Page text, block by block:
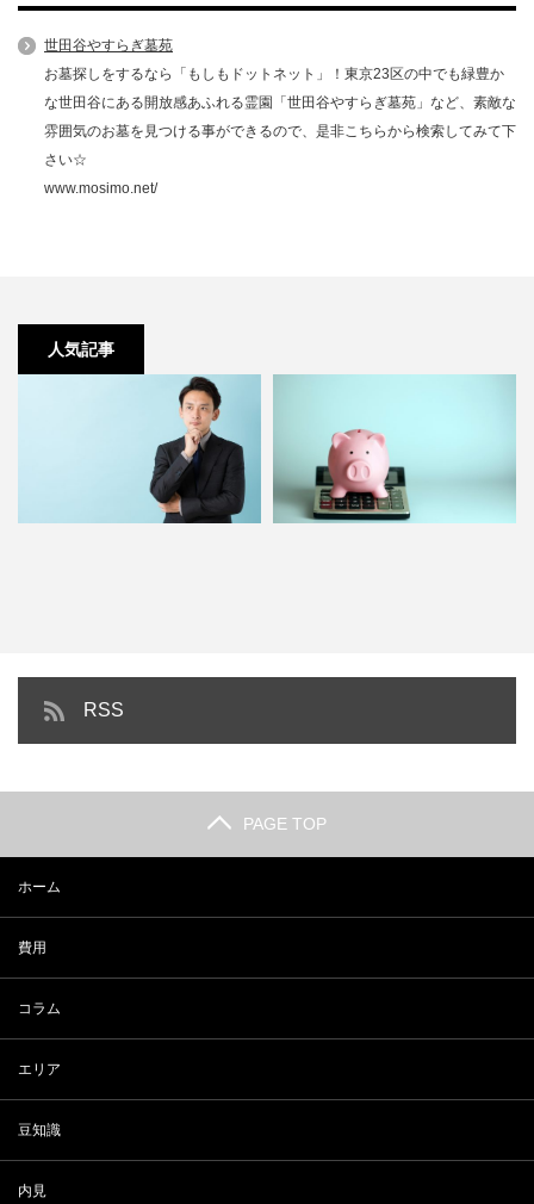
世田谷やすらぎ墓苑
お墓探しをするなら「もしもドットネット」！東京23区の中でも緑豊か
な世田谷にある開放感あふれる霊園「世田谷やすらぎ墓苑」など、素敵な
雰囲気のお墓を見つける事ができるので、是非こちらから検索してみて下
さい☆
www.mosimo.net/
人気記事
RSS
PAGE TOP
ホーム
費用
コラム
エリア
豆知識
内見